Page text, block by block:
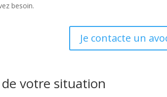
besoin.
Je contacte un
votre situation